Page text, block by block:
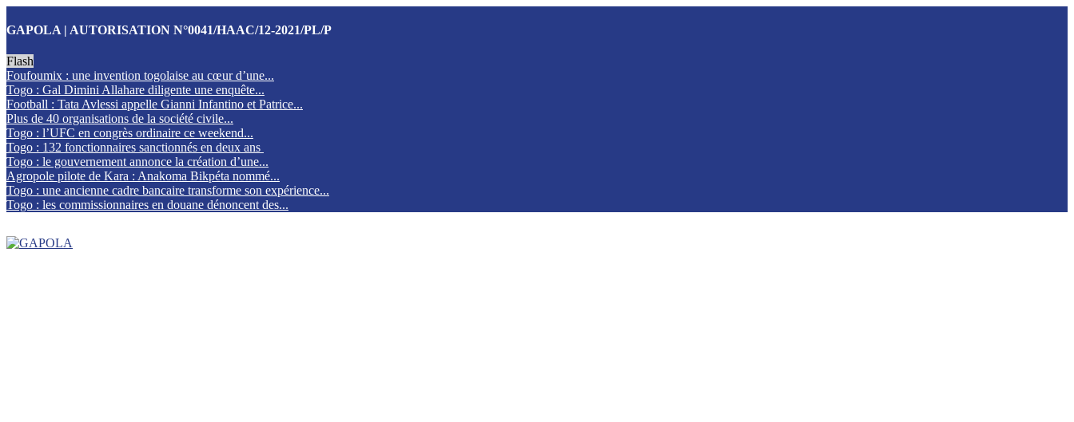
GAPOLA | AUTORISATION N°0041/HAAC/12-2021/PL/P
Flash
Foufoumix : une invention togolaise au cœur d’une...
Togo : Gal Dimini Allahare diligente une enquête...
Football : Tata Avlessi appelle Gianni Infantino et Patrice...
Plus de 40 organisations de la société civile...
Togo : l’UFC en congrès ordinaire ce weekend...
Togo : 132 fonctionnaires sanctionnés en deux ans
Togo : le gouvernement annonce la création d’une...
Agropole pilote de Kara : Anakoma Bikpéta nommé...
Togo : une ancienne cadre bancaire transforme son expérience...
Togo : les commissionnaires en douane dénoncent des...